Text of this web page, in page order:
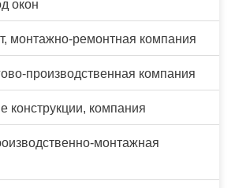
окон
монтажно-ремонтная компания
производственная компания
компания
монтажная